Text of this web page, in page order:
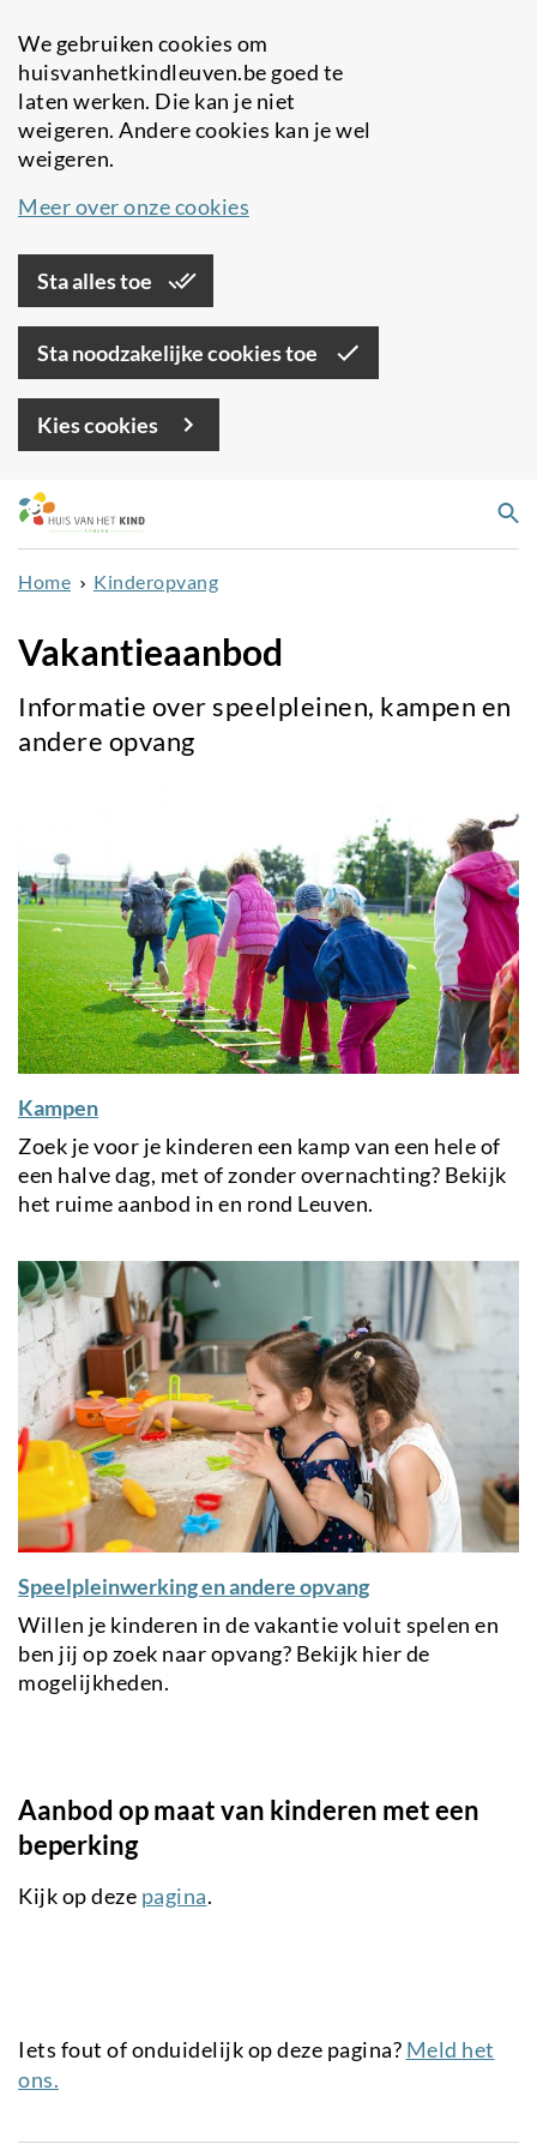
We gebruiken cookies om
huisvanhetkindleuven.be goed te
laten werken. Die kan je niet
weigeren. Andere cookies kan je wel
weigeren.
Meer over onze cookies
Sta alles toe
Sta noodzakelijke cookies toe
Kies cookies
Overslaan
en
naar
de
gaan
Home Kinderopvang
Vakantieaanbod
Informatie over speelpleinen, kampen en
andere opvang
Kampen
Zoek je voor je kinderen een kamp van een hele of
een halve dag, met of zonder overnachting? Bekijk
het ruime aanbod in en rond Leuven.
Speelpleinwerking en andere opvang
Willen je kinderen in de vakantie voluit spelen en
ben jij op zoek naar opvang? Bekijk hier de
mogelijkheden.
Aanbod op maat van kinderen met een
beperking
Kijk op deze pagina.
Iets fout of onduidelijk op deze pagina? Meld het
ons.